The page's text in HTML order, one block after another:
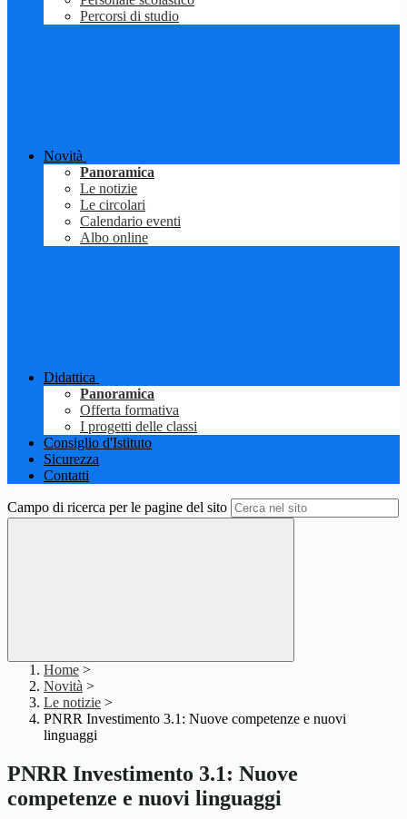
Percorsi di studio
Novità
Panoramica
Le notizie
Le circolari
Calendario eventi
Albo online
Didattica
Panoramica
Offerta formativa
I progetti delle classi
Consiglio d'Istituto
Sicurezza
Contatti
Campo di ricerca per le pagine del sito
Home >
Novità >
Le notizie >
PNRR Investimento 3.1: Nuove competenze e nuovi
linguaggi
PNRR Investimento 3.1: Nuove
competenze e nuovi linguaggi